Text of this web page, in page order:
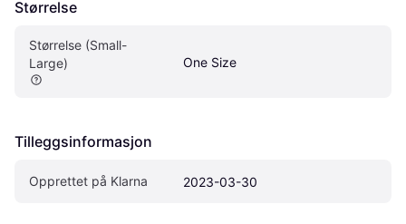
Størrelse
Størrelse (Small-
Large)
One Size
Tilleggsinformasjon
Opprettet på Klarna 2023-03-30